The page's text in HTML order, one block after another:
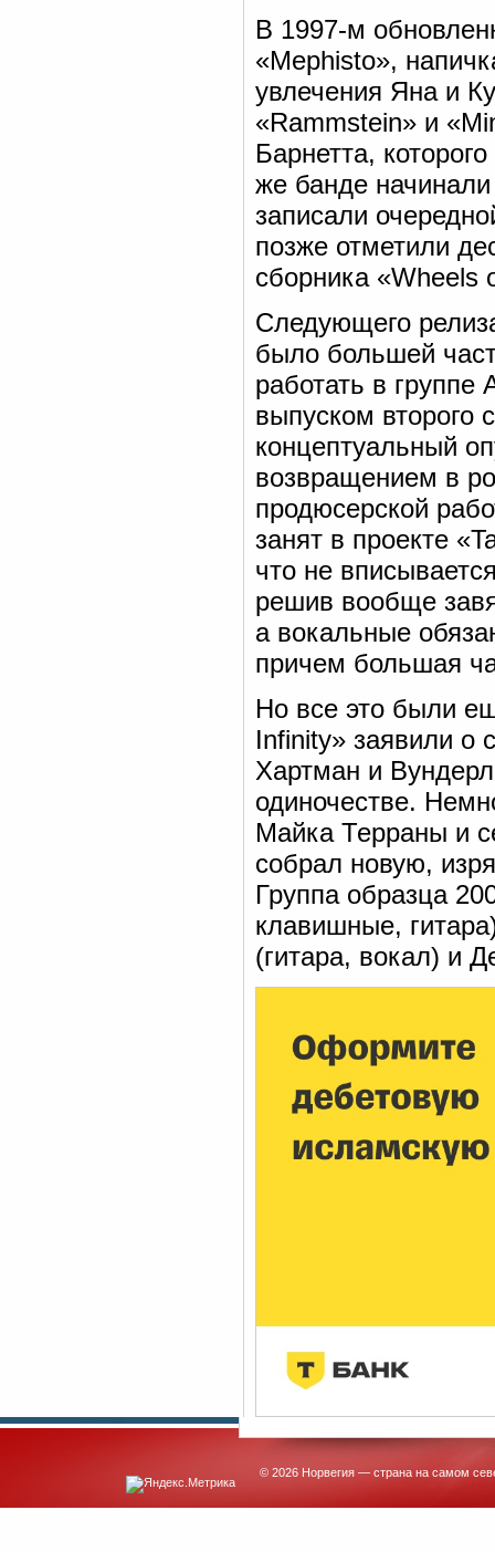
В 1997-м
«Mephisto»,
увлечения Яна и
«Rammstein» и
Барнетта,
же банде
записали
позже отметили
сборника «Wheels
Следующего
было большей
работать в
выпуском второго
концептуальный
возвращением в
продюсерской
занят в проекте
что не
решив вообще
а вокальные
причем большая
Но все это были
Infinity» заявили о
Хартман и
одиночестве.
Майка Терраны и
собрал новую,
Группа образца
клавишные,
(гитара, вокал) и
© 2026 Норвегия — страна на самом